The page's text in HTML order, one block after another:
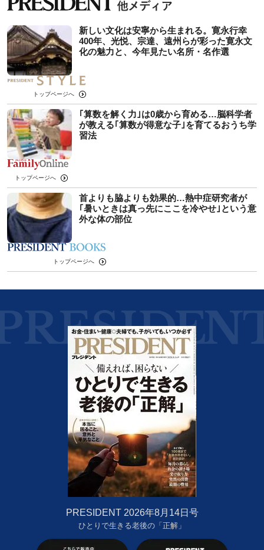
新しい文化は安寧から生まれる。寛永行幸
400年、光悦、宗達、遠州らが彩った寛永文
化の魅力と、今年見たい名所・名作選
トップページへ
｢算数を解く力｣は0歳から育める…脳科学者
が教える｢算数が得意な子｣を育てるおうち学
習法
トップページへ
首よりも脇よりも効果的…熱中症研究者が
｢暑いときは真っ先にここを冷やせ｣という意
外な体の部位
トップページへ
PRESIDENT 2026年8月14日号
ひとりで生きる老後の「正解」